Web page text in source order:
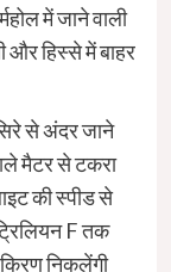
में जाने वाली
और हिस्से में बाहर
से अंदर जाने
मैटर से टकरा
की स्पीड से
F तक
किरण निकलेंगी